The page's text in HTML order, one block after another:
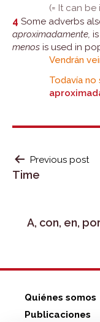
(= It can
4 Some adverbs
aproximadamente,
menos is used in
Vendrán
Todavía
POST
Previous post
Time
A, con, en,
Quiénes somos
Publicaciones